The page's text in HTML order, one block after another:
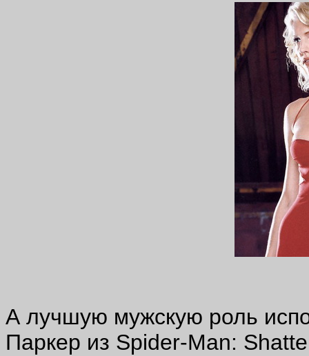
А лучшую мужскую роль
Паркер из Spider-Man: